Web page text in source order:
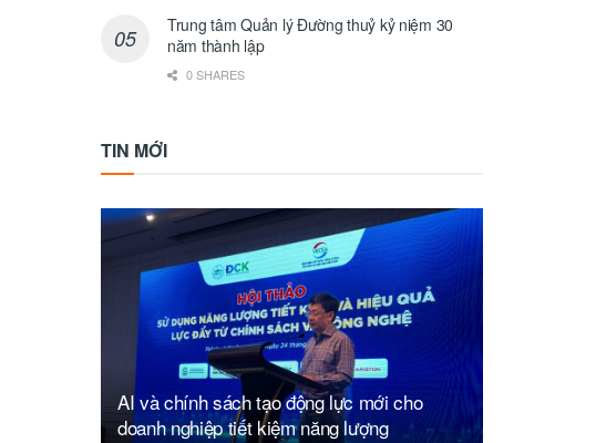
Trung tâm Quản lý Đường thuỷ kỷ niệm 30
năm thành lập
0 SHARES
TIN MỚI
AI và chính sách tạo động lực mới cho
doanh nghiệp tiết kiệm năng lượng